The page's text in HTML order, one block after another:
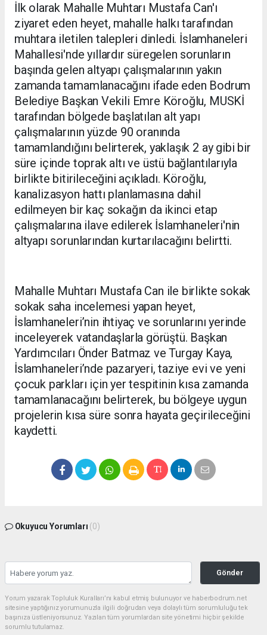
İlk olarak Mahalle Muhtarı Mustafa Can'ı
ziyaret eden heyet, mahalle halkı tarafından
muhtara iletilen talepleri dinledi. İslamhaneleri
Mahallesi'nde yıllardır süregelen sorunların
başında gelen altyapı çalışmalarının yakın
zamanda tamamlanacağını ifade eden Bodrum
Belediye Başkan Vekili Emre Köroğlu, MUSKİ
tarafından bölgede başlatılan alt yapı
çalışmalarının yüzde 90 oranında
tamamlandığını belirterek, yaklaşık 2 ay gibi bir
süre içinde toprak altı ve üstü bağlantılarıyla
birlikte bitirileceğini açıkladı. Köroğlu,
kanalizasyon hattı planlamasına dahil
edilmeyen bir kaç sokağın da ikinci etap
çalışmalarına ilave edilerek İslamhaneleri'nin
altyapı sorunlarından kurtarılacağını belirtti.
Mahalle Muhtarı Mustafa Can ile birlikte sokak
sokak saha incelemesi yapan heyet,
İslamhaneleri’nin ihtiyaç ve sorunlarını yerinde
inceleyerek vatandaşlarla görüştü. Başkan
Yardımcıları Önder Batmaz ve Turgay Kaya,
İslamhaneleri’nde pazaryeri, taziye evi ve yeni
çocuk parkları için yer tespitinin kısa zamanda
tamamlanacağını belirterek, bu bölgeye uygun
projelerin kısa süre sonra hayata geçirileceğini
kaydetti.
Okuyucu Yorumları (0)
Gönder
Yorum yazarak Topluluk Kuralları’nı kabul etmiş bulunuyor ve haberbodrum.net
sitesine yaptığınız yorumunuzla ilgili doğrudan veya dolaylı tüm sorumluluğu tek
başınıza üstleniyorsunuz. Yazılan tüm yorumlardan site yönetimi hiçbir şekilde
sorumlu tutulamaz.